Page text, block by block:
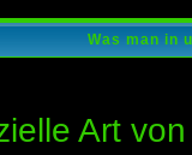
Was man in
Art